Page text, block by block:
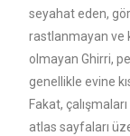
seyahat eden,
rastlanmayan ve
olmayan Ghirri,
genellikle evine
Fakat,
atlas sayfaları